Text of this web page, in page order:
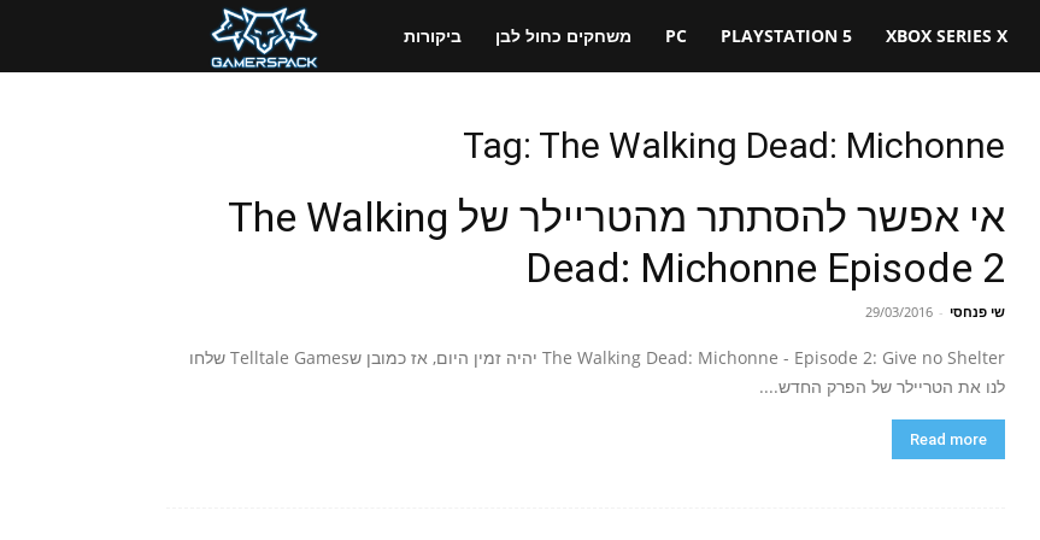
ביקורות משחקים כחול לבן PC PLAYSTATION 5 XBOX SERIES X
Tag: The Walking Dead: Michonne
אי אפשר להסתתר מהטריילר של The Walking
Dead: Michonne Episode 2
שי פנחסי -
29/03/2016
The Walking Dead: Michonne - Episode 2: Give no Shelter יהיה זמין היום, אז כמובן שTelltale Games שלחו
לנו את הטריילר של הפרק החדש....
Read more